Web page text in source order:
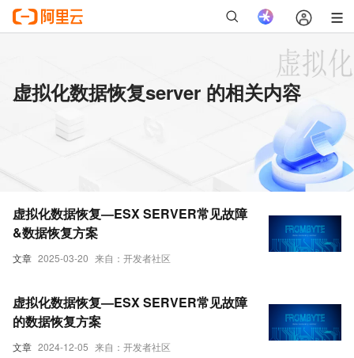
虚拟化数据恢复server 的相关内容
文章 2025-03-20 来自：开发者社区
虚拟化数据恢复—ESX SERVER常见故障
&数据恢复方案
文章 2024-12-05 来自：开发者社区
虚拟化数据恢复—ESX SERVER常见故障
的数据恢复方案